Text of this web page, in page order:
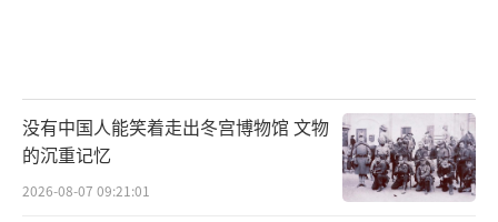
没有中国人能笑着走出冬宫博物馆 文物
的沉重记忆
2026-08-07 09:21:01